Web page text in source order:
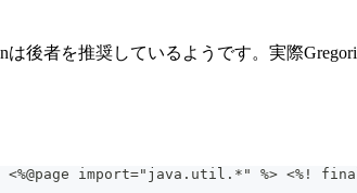
は後者を推奨しているようです。実際
<%@page import="java.util.*" %>